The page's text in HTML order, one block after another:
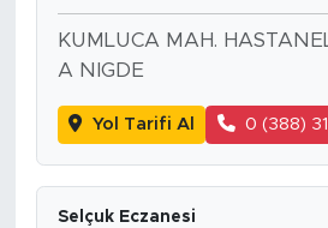
KUMLUCA MAH.
A NIGDE
Yol Tarifi Al 0 (388)
Selçuk Eczanesi